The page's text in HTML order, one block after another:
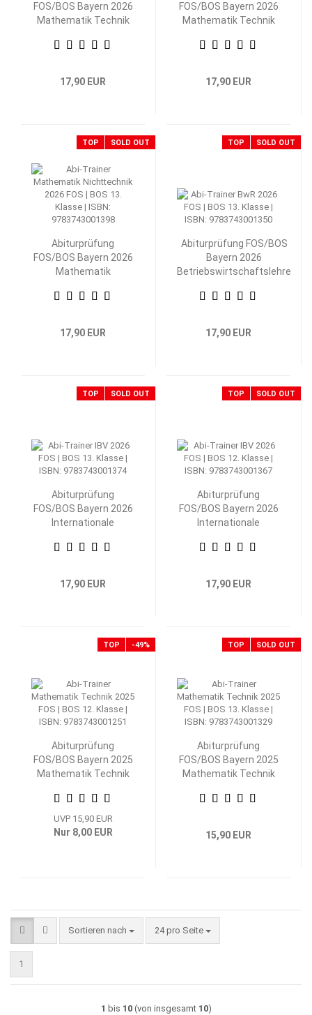
FOS/BOS Bayern 2026
Mathematik Technik
17,90 EUR
FOS/BOS Bayern 2026
Mathematik Technik
17,90 EUR
TOP SOLD OUT
Abiturprüfung
FOS/BOS Bayern 2026
Mathematik
Klasse
17,90 EUR
TOP SOLD OUT
Abiturprüfung FOS/BOS
Bayern 2026
Betriebswirtschaftslehre
Klasse
17,90 EUR
TOP SOLD OUT
Abiturprüfung
FOS/BOS Bayern 2026
Internationale
Volkswirtschaftslehre
17,90 EUR
TOP SOLD OUT
Abiturprüfung
FOS/BOS Bayern 2026
Internationale
Volkswirtschaftslehre
17,90 EUR
TOP -49%
Abiturprüfung
FOS/BOS Bayern 2025
Mathematik Technik
UVP 15,90 EUR
Nur 8,00 EUR
TOP SOLD OUT
Abiturprüfung
FOS/BOS Bayern 2025
Mathematik Technik
15,90 EUR
Sortieren nach
Sortieren nach 24 pro Seite
pro Seite
1
1 bis 10(von insgesamt 10)